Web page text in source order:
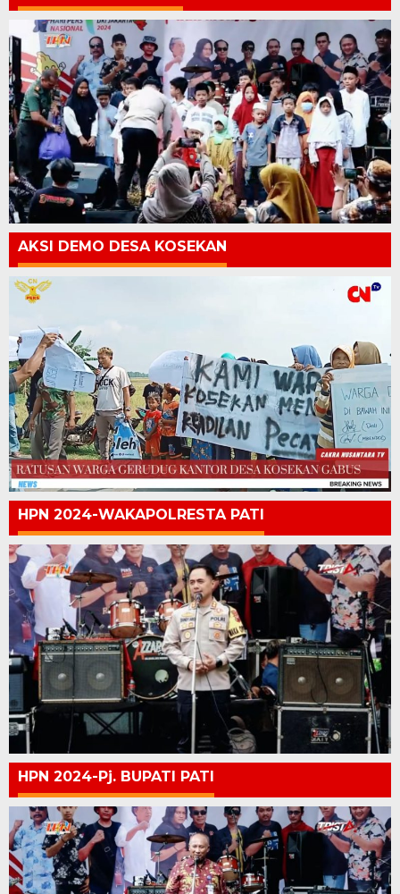
AKSI DEMO DESA KOSEKAN
HPN 2024-WAKAPOLRESTA PATI
HPN 2024-Pj. BUPATI PATI